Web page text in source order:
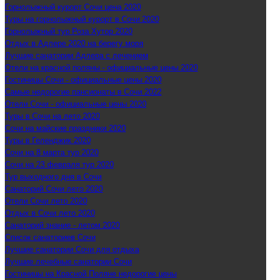
Горнолыжный курорт Сочи цена 2020
Туры на горнолыжный курорт в Сочи 2020
Горнолыжный тур Роза Хутор 2020
Отдых в Адлере 2020 на берегу моря
Лучшие санатории Адлера с лечением
Отели на красной поляны - официальные цены 2020
Гостиницы Сочи - официальные цены 2020
Самые недорогие пансионаты в Сочи 2022
Отели Сочи - официальные цены 2020
Туры в Сочи на лето 2020
Сочи на майские праздники 2020
Туры в Геленджик 2020
Сочи на 8 марта тур 2020
Сочи на 23 февраля тур 2020
Тур выходного дня в Сочи
Санаторий Сочи лето 2020
Отели Сочи лето 2020
Отдых в Сочи лето 2020
Санаторий знание - летом 2020
Список санаториев Сочи
Лучшие санатории Сочи для отдыха
Лучшие лечебные санатории Сочи
Гостиницы на Красной Поляне недорогие цены